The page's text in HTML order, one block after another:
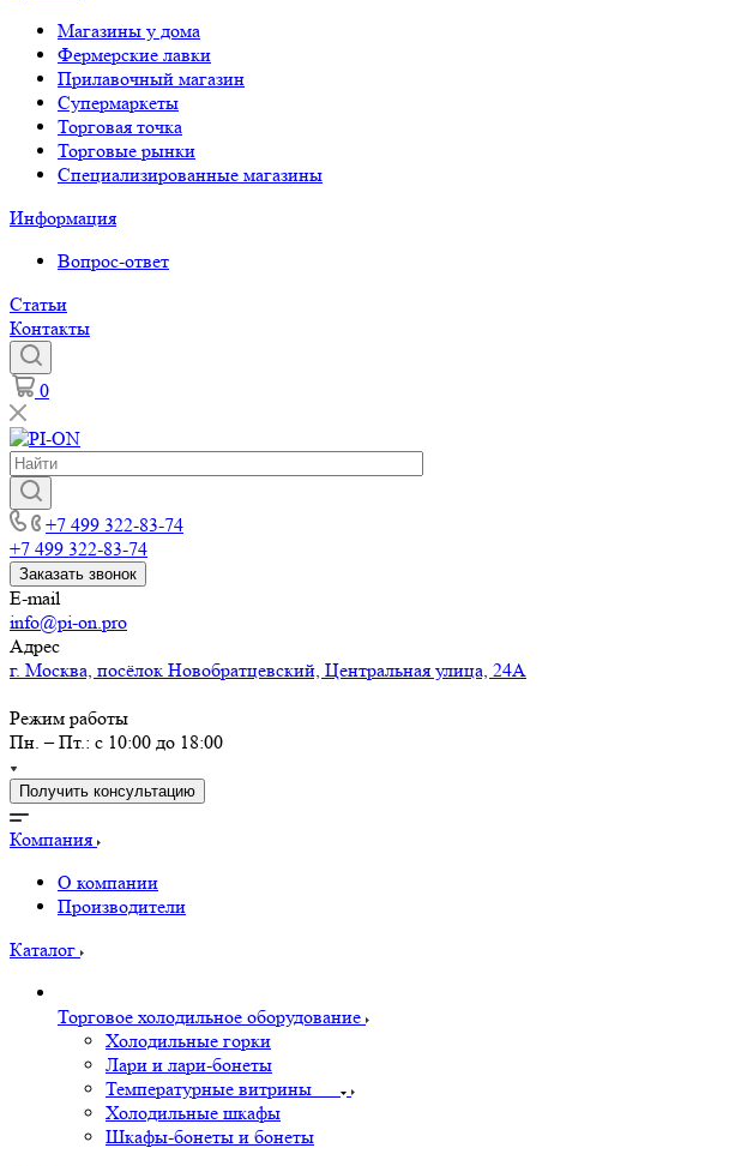
Магазины у дома
Фермерские лавки
Прилавочный магазин
Супермаркеты
Торговая точка
Торговые рынки
Специализированные магазины
Информация
Вопрос-ответ
Статьи
Контакты
0
+7 499 322-83-74
+7 499 322-83-74
Заказать звонок
E-mail
info@pi-on.pro
Адрес
г. Москва, посёлок Новобратцевский, Центральная улица, 24А
Режим работы
Пн. – Пт.: с 10:00 до 18:00
Получить консультацию
Компания
О компании
Производители
Каталог
Торговое холодильное оборудование
Холодильные горки
Лари и лари-бонеты
Температурные витрины
Холодильные шкафы
Шкафы-бонеты и бонеты